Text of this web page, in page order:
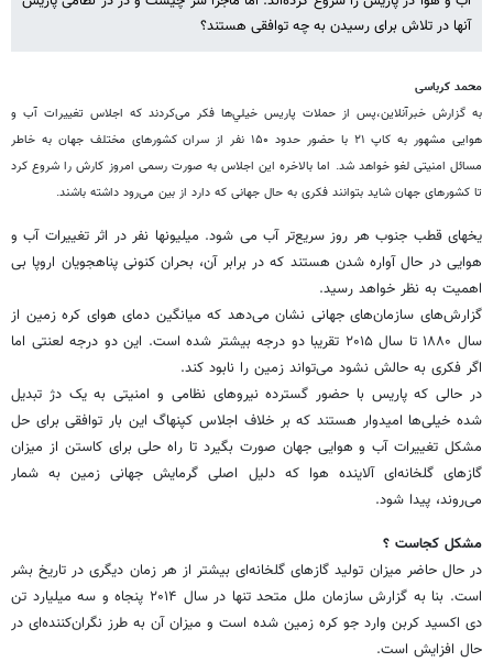
آنها در تلاش برای رسیدن به چه توافقی هستند؟
محمد کرباسی
به گزارش خبرآنلاین،پس از حملات پاریس خیلي‌ها فکر می‌کردند که اجلاس تغییرات آب و
هوایی مشهور به کاپ ۲۱ با حضور حدود ۱۵۰ نفر از سران کشورهای مختلف جهان به خاطر
مسائل امنیتی لغو خواهد شد. اما بالاخره این اجلاس به صورت رسمی امروز کارش را شروع کرد
تا کشورهای جهان شاید بتوانند فکری به حال جهانی که دارد از بین می‌رود داشته باشند.
یخهای قطب جنوب هر روز سریع‌تر آب می شود. میلیونها نفر در اثر تغییرات آب و
هوایی در حال آواره شدن هستند که در برابر آن، بحران کنونی پناهجویان اروپا بی
اهمیت به نظر خواهد رسید.
گزارش‌های سازمان‌های جهانی نشان می‌دهد که میانگین دمای هوای کره زمین از
سال ۱۸۸۰ تا سال ۲۰۱۵ تقریبا دو درجه بیشتر شده است. این دو درجه لعنتی اما
اگر فکری به حالش نشود می‌تواند زمین را نابود کند.
در حالی که پاریس با حضور گسترده نیروهای نظامی و امنیتی به یک دژ تبدیل
شده خیلی‌ها امیدوار هستند که بر خلاف اجلاس کپنهاگ این بار توافقی برای حل
مشکل تغییرات آب و هوایی جهان صورت بگیرد تا راه حلی برای کاستن از میزان
گازهای گلخانه‌‌ای آلاینده هوا که دلیل اصلی گرمایش جهانی زمین به شمار
می‌روند، پیدا شود.
مشکل کجاست ؟
در حال حاضر میزان تولید گازهای گلخانه‌ای بیشتر از هر زمان دیگری در تاریخ بشر
است. بنا به گزارش سازمان ملل متحد تنها در سال ۲۰۱۴ پنجاه و سه میلیارد تن
دی اکسید کربن وارد جو کره زمین شده است و میزان آن به طرز نگران‌کننده‌ای در
حال افزایش است.